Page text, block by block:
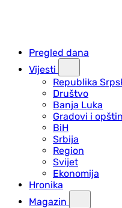
Pregled dana
Vijesti
Republika
Društvo
Banja Luka
Gradovi i
BiH
Srbija
Region
Svijet
Ekonomija
Hronika
Magazin